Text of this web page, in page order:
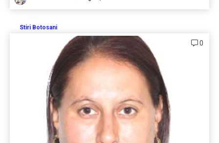
Stiri Botosani
0